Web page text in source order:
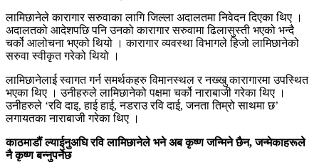
लामिछानेले कारागार सरुवाका लागि जिल्ला अदालतमा निवेदन दिएका थिए ।
अदालतको आदेशपछि पनि उनको कारागार सरुवामा ढिलासुस्ती भएको भन्दै
चर्को आलोचना भएको थियो । कारागार व्यवस्था विभागले हिजो लामिछानेको
सरुवा स्वीकृत गरेको थियो ।
लामिछानेलाई स्वागत गर्न समर्थकहरु विमानस्थल र नख्खु कारागारमा उपस्थित
भएका थिए । उनीहरुले लामिछानेको पक्षमा चर्को नाराबाजी गरेका थिए ।
उनीहरुले ‘रवि दाइ, हाई हाई, नडराउ रवि दाई, जनता तिम्रो साथमा छ’
लगायतका नाराबाजी गरेका थिए ।
काठमाडौं ल्याईनुअघि रवि लामिछानेले भने अब कृष्ण जन्मिने छैन, जन्मेकाहरूले
नै कृष्ण बन्नुपर्नेछ